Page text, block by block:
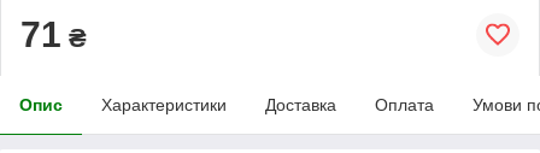
71 ₴
Опис Характеристики Доставка Оплата Умови